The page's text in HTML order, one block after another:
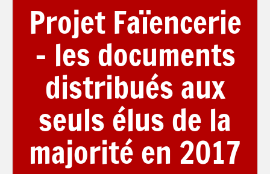
Projet Faïencerie
– les documents
distribués aux
seuls élus de la
majorité en 2017